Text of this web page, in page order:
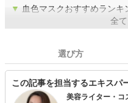
▼ 血色マスクおすすめランキ
全
選び方
この記事を担当するエキスパ
美容ライター・コ